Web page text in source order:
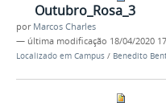
Outubro_Rosa_3
por Marcos Charles
— última modificação 18/04/2020
Localizado em Campus / Benedito